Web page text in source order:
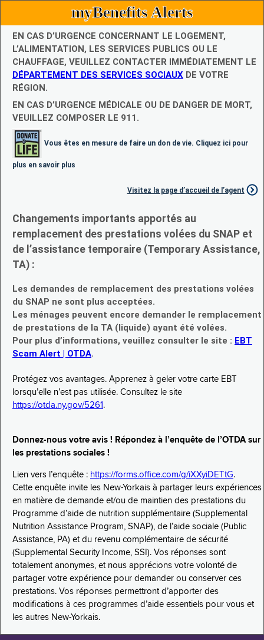
myBenefits Alerts
EN CAS D’URGENCE CONCERNANT LE LOGEMENT,
L’ALIMENTATION, LES SERVICES PUBLICS OU LE
CHAUFFAGE, VEUILLEZ CONTACTER IMMÉDIATEMENT LE
DÉPARTEMENT DES SERVICES SOCIAUX DE VOTRE
RÉGION.
EN CAS D’URGENCE MÉDICALE OU DE DANGER DE MORT,
VEUILLEZ COMPOSER LE 911.
Vous êtes en mesure de faire un don de vie. Cliquez ici pour
plus en savoir plus
Visitez la page d’accueil de l’agent
Changements importants apportés au
remplacement des prestations volées du SNAP et
de l’assistance temporaire (Temporary Assistance,
TA) :
Les demandes de remplacement des prestations volées
du SNAP ne sont plus acceptées.
Les ménages peuvent encore demander le remplacement
de prestations de la TA (liquide) ayant été volées.
Pour plus d’informations, veuillez consulter le site : EBT
Scam Alert | OTDA.
Protégez vos avantages. Apprenez à geler votre carte EBT
lorsqu’elle n’est pas utilisée. Consultez le site
https://otda.ny.gov/5261 .
Donnez-nous votre avis ! Répondez à l’enquête de l’OTDA sur
les prestations sociales !
Lien vers l’enquête : https://forms.office.com/g/iXXyiDETtG.
Cette enquête invite les New-Yorkais à partager leurs expériences
en matière de demande et/ou de maintien des prestations du
Programme d’aide de nutrition supplémentaire (Supplemental
Nutrition Assistance Program, SNAP), de l’aide sociale (Public
Assistance, PA) et du revenu complémentaire de sécurité
(Supplemental Security Income, SSI). Vos réponses sont
totalement anonymes, et nous apprécions votre volonté de
partager votre expérience pour demander ou conserver ces
prestations. Vos réponses permettront d’apporter des
modifications à ces programmes d’aide essentiels pour vous et
les autres New-Yorkais.